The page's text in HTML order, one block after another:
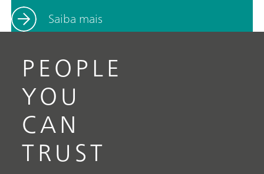
Saiba mais
PEOPLE
YOU
CAN
TRUST